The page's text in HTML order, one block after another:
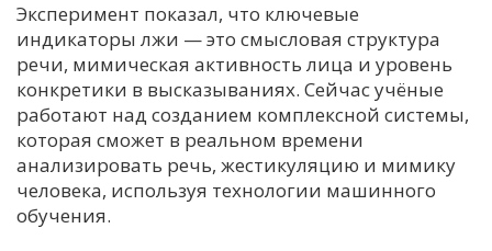
Эксперимент показал, что ключевые
индикаторы лжи — это смысловая структура
речи, мимическая активность лица и уровень
конкретики в высказываниях. Сейчас учёные
работают над созданием комплексной системы,
которая сможет в реальном времени
анализировать речь, жестикуляцию и мимику
человека, используя технологии машинного
обучения.